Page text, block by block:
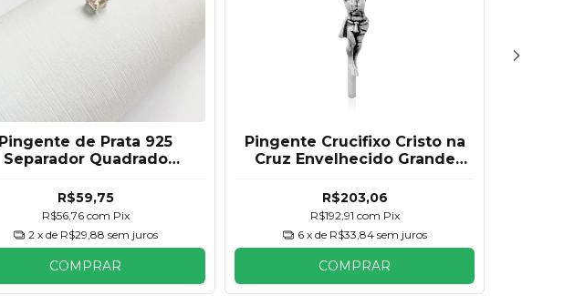
Pingente de Prata 925
Separador Quadrado
R$59,75
R$56,76 com Pix
2 x de R$29,88 sem juros
COMPRAR
Pingente Crucifixo Cristo na
Cruz Envelhecido Grande
R$203,06
R$192,91 com Pix
6 x de R$33,84 sem juros
COMPRAR